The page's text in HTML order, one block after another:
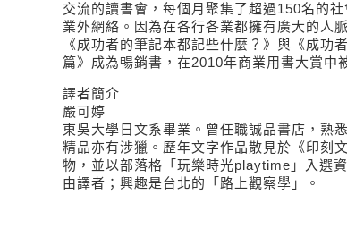
交流的讀書會，每個月聚集了超過150名的
業外網絡。因為在各行各業都擁有廣大的人
《成功者的筆記本都記些什麼？》與《成功
篇》成為暢銷書，在2010年商業用書大賞中
譯者簡介
嚴可婷
東吳大學日文系畢業。曾任職誠品書店，熟
精品亦有涉獵。歷年文字作品散見於《印刻
物，並以部落格「玩樂時光playtime」入選
由譯者；興趣是台北的「路上觀察學」。